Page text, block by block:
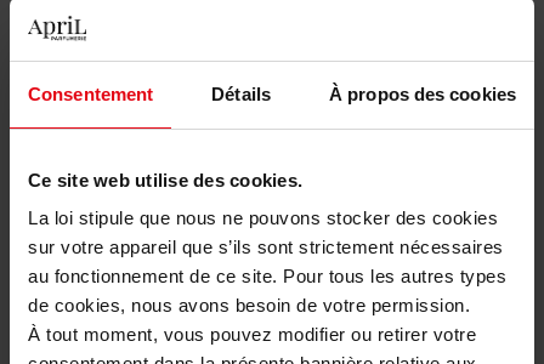
Consentement Détails À propos des cookies
Ce site web utilise des cookies.
La loi stipule que nous ne pouvons stocker des cookies
sur votre appareil que s’ils sont strictement nécessaires
au fonctionnement de ce site. Pour tous les autres types
de cookies, nous avons besoin de votre permission.
À tout moment, vous pouvez modifier ou retirer votre
En stock
Ajouter au panier
Retour gratuit dans votre magasin